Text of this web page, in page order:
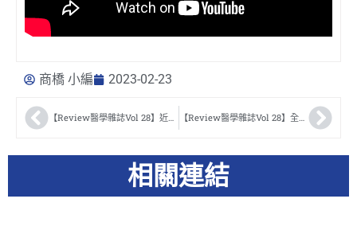
商橋 小編 2023-02-23
【Review醫學雜誌Vol 28】近視、老花、散光…多重願望一次滿足！？ 戴明正醫師 【Review醫學雜誌Vol 28】全無刀近視雷射手術 開創近視雷射新天堂 傅宙經醫師
相關連結